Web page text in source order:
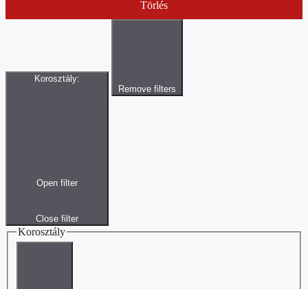
Törlés
Korosztály:
Open filter
Close filter
Remove filters
Korosztály